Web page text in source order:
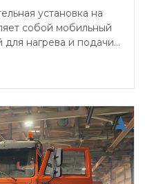
установка на
собой мобильный
нагрева и подачи